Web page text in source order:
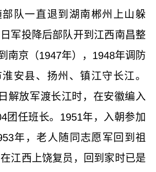
队一直退到湖南郴州上山躲
军投降后部队开到江西南昌整
南京（1947年）， 1948年调防
安县、扬州、镇江守长江。
日解放军渡长江时，在安徽编入
团任班长。 1951年，入朝参加
年，老人随同志愿军回到祖
江西上饶复员，回到家时已是